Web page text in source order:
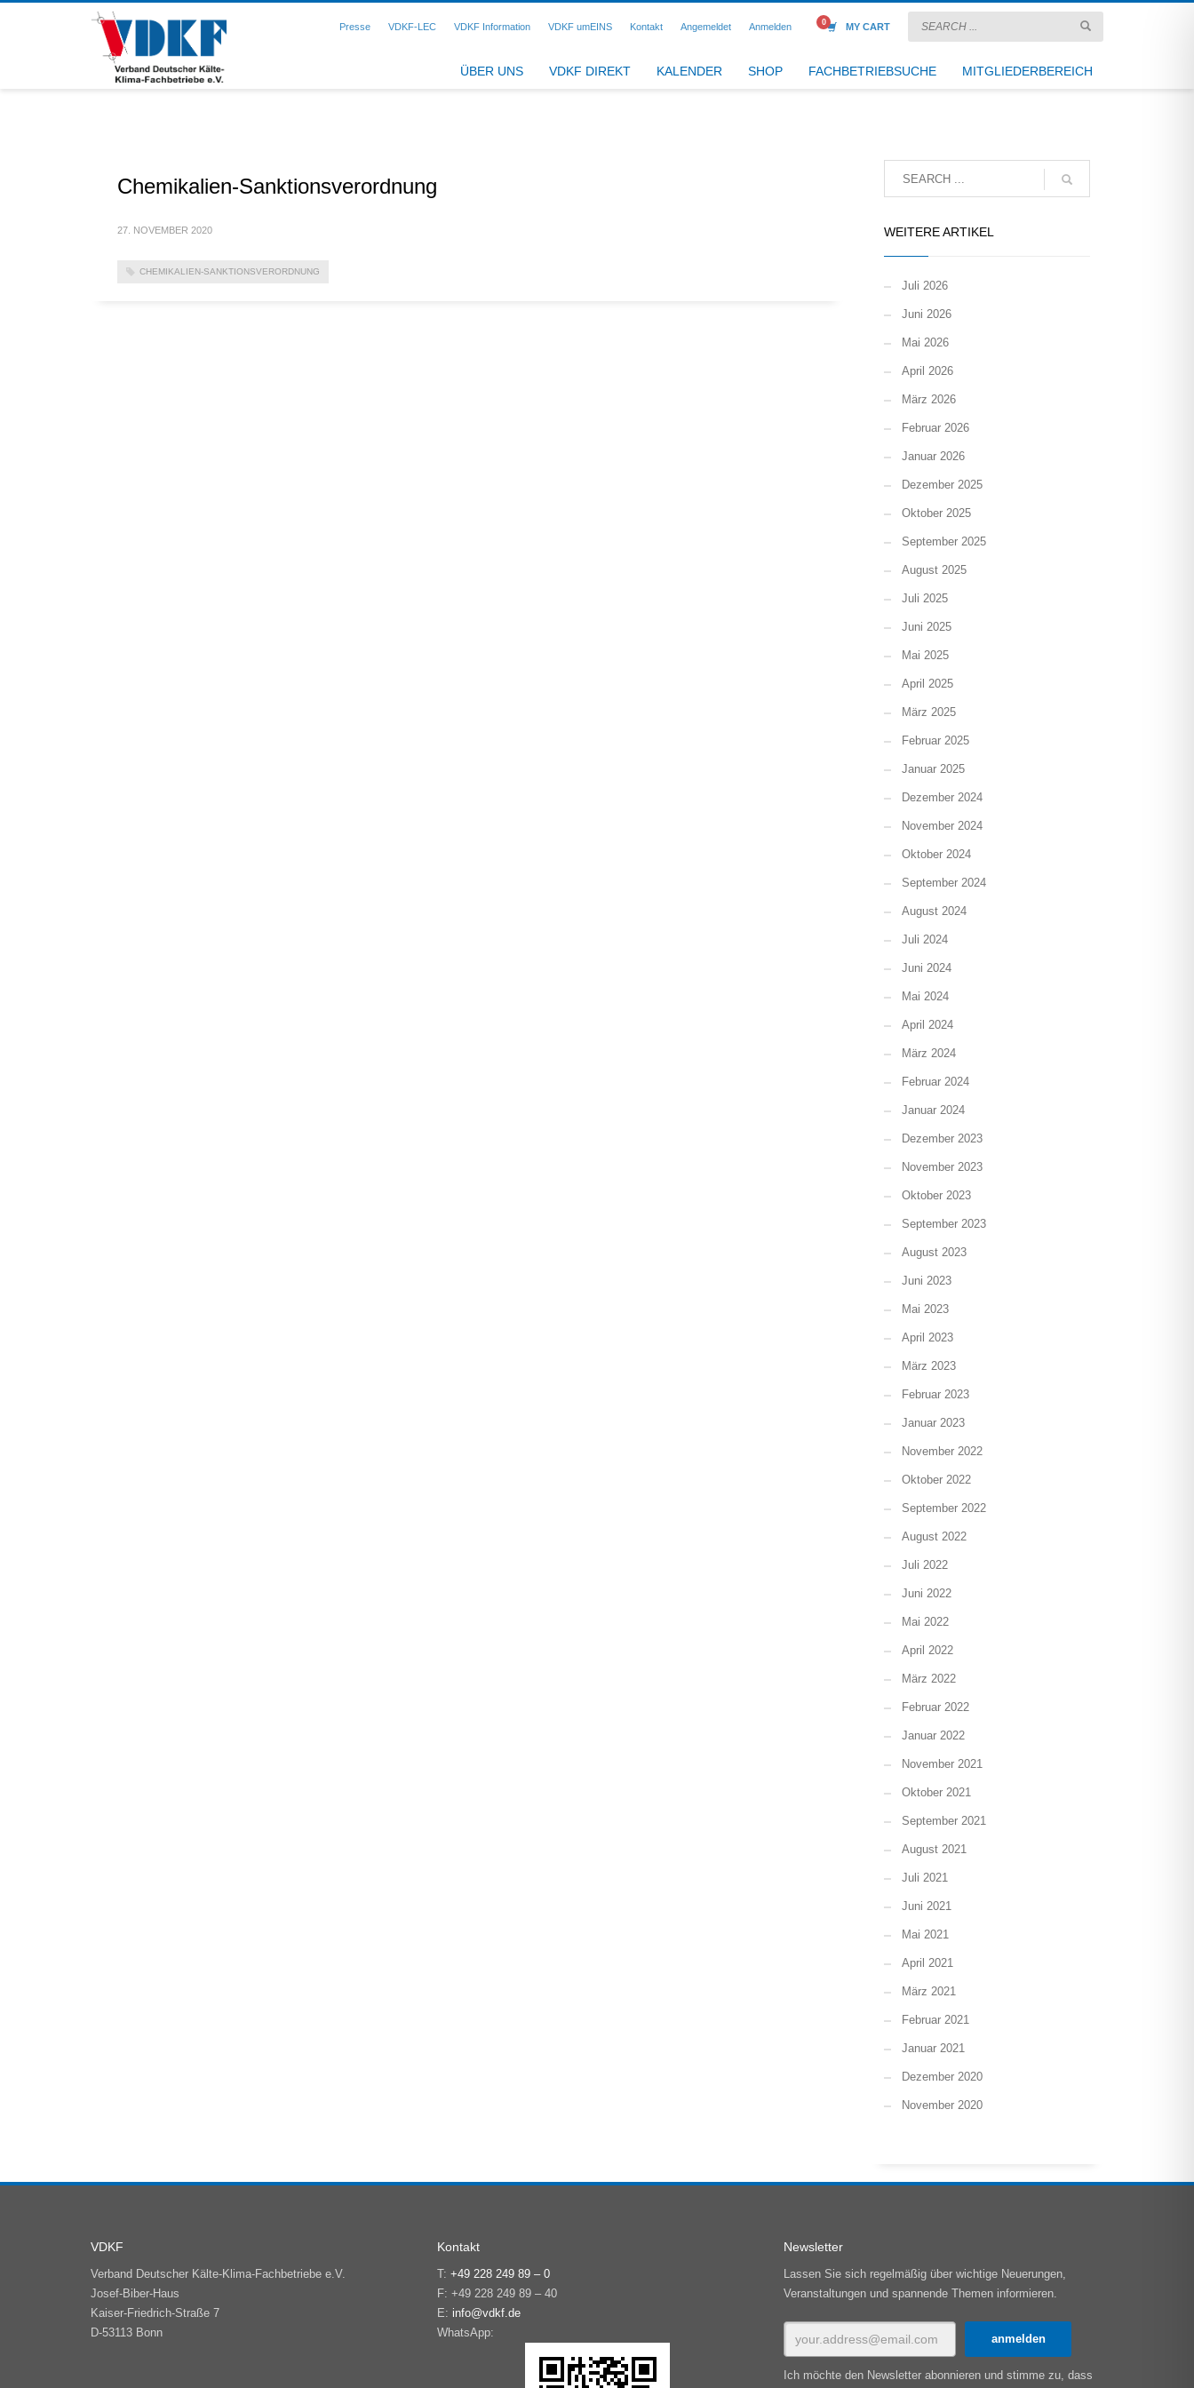
Presse VDKF-LEC VDKF Information VDKF umEINS Kontakt Angemeldet Anmelden MY CART
ÜBER UNS VDKF DIREKT KALENDER SHOP FACHBETRIEBSUCHE MITGLIEDERBEREICH
Chemikalien-Sanktionsverordnung
27. NOVEMBER 2020
CHEMIKALIEN-SANKTIONSVERORDNUNG
WEITERE ARTIKEL
Juli 2026
Juni 2026
Mai 2026
April 2026
März 2026
Februar 2026
Januar 2026
Dezember 2025
Oktober 2025
September 2025
August 2025
Juli 2025
Juni 2025
Mai 2025
April 2025
März 2025
Februar 2025
Januar 2025
Dezember 2024
November 2024
Oktober 2024
September 2024
August 2024
Juli 2024
Juni 2024
Mai 2024
April 2024
März 2024
Februar 2024
Januar 2024
Dezember 2023
November 2023
Oktober 2023
September 2023
August 2023
Juni 2023
Mai 2023
April 2023
März 2023
Februar 2023
Januar 2023
November 2022
Oktober 2022
September 2022
August 2022
Juli 2022
Juni 2022
Mai 2022
April 2022
März 2022
Februar 2022
Januar 2022
November 2021
Oktober 2021
September 2021
August 2021
Juli 2021
Juni 2021
Mai 2021
April 2021
März 2021
Februar 2021
Januar 2021
Dezember 2020
November 2020
VDKF
Verband Deutscher Kälte-Klima-Fachbetriebe e.V.
Josef-Biber-Haus
Kaiser-Friedrich-Straße 7
D-53113 Bonn
Kontakt
T: +49 228 249 89 – 0
F: +49 228 249 89 – 40
E: info@vdkf.de
WhatsApp:
Newsletter
Lassen Sie sich regelmäßig über wichtige Neuerungen,
Veranstaltungen und spannende Themen informieren.
Ich möchte den Newsletter abonnieren und stimme zu, dass